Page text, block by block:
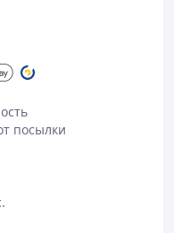
автономную
наушниками в
Зарядка
разъем, что
🔋
на
треки,
на звонки, не
во время
посылки